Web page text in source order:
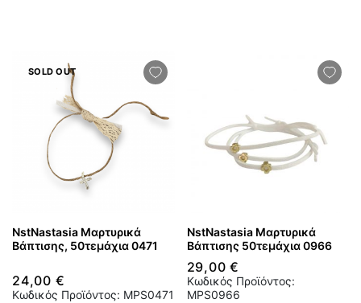
SOLD OUT
NstNastasia Μαρτυρικά
Βάπτισης, 50τεμάχια 0471
24,00 €
Κωδικός Προϊόντος: MPS0471
NstNastasia Μαρτυρικά
Βάπτισης 50τεμάχια 0966
29,00 €
Κωδικός Προϊόντος:
MPS0966